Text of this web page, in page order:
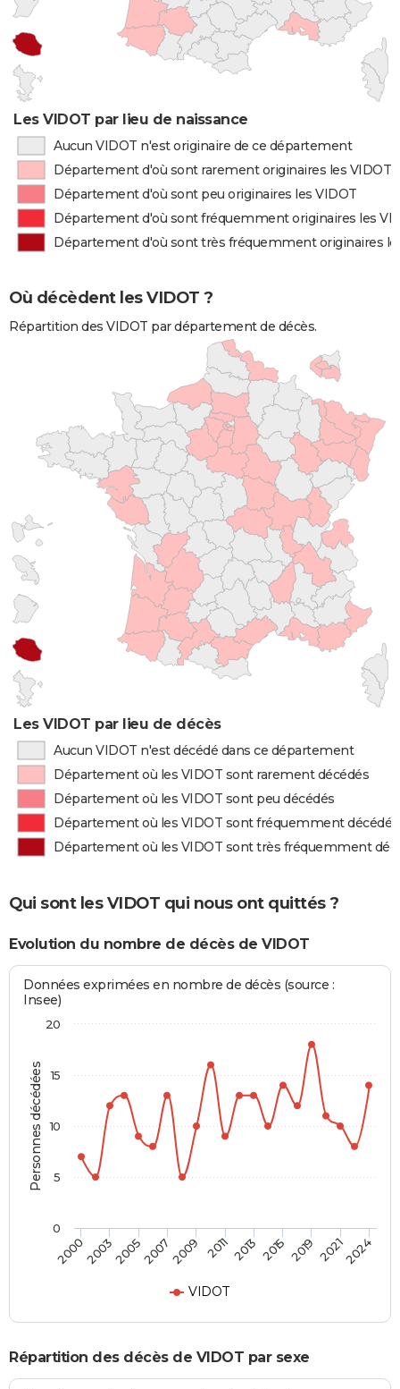
Les VIDOT par lieu de naissance
Aucun VIDOT n'est originaire de ce département
Département d'où sont rarement originaires les VIDOT
Département d'où sont peu originaires les VIDOT
Département d'où sont fréquemment originaires les
Département d'où sont très fréquemment originaires
Où décèdent les VIDOT ?
Répartition des VIDOT par département de décès.
Les VIDOT par lieu de décès
Aucun VIDOT n'est décédé dans ce département
Département où les VIDOT sont rarement décédés
Département où les VIDOT sont peu décédés
Département où les VIDOT sont fréquemment décédés
Département où les VIDOT sont très fréquemment
Qui sont les VIDOT qui nous ont quittés ?
Evolution du nombre de décès de VIDOT
Personnes décédées
Données exprimées en nombre de décès (source :
Insee)
VIDOT
20002003200520072009 2011 2013 2015 2019 20212024
0
5
10
15
20
Répartition des décès de VIDOT par sexe